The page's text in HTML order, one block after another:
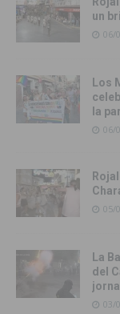
un
06/
Los
la
06/
05/
La
del
03/